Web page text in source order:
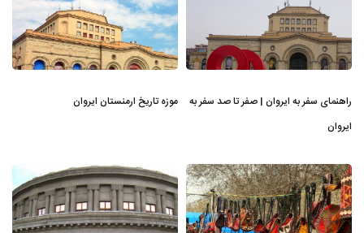
راهنمای سفر به ایروان | صفر تا صد سفر به
ایروان
موزه تاریخ ارمنستان ایروان